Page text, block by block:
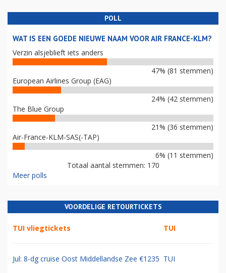
POLL
WAT IS EEN GOEDE NIEUWE NAAM VOOR AIR FRANCE-KLM?
Verzin alsjeblieft iets anders
47% (81 stemmen)
European Airlines Group (EAG)
24% (42 stemmen)
The Blue Group
21% (36 stemmen)
Air-France-KLM-SAS(-TAP)
6% (11 stemmen)
Totaal aantal stemmen: 170
Meer polls
VOORDELIGE RETOURTICKETS
TUI vliegtickets TUI
Jul: 8-dg cruise Oost Middellandse Zee €1235 TUI